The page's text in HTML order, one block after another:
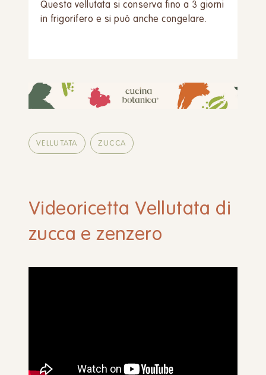
Questa vellutata si conserva fino a 3 giorni
in frigorifero e si può anche congelare.
VELLUTATA ZUCCA
Videoricetta Vellutata di
zucca e zenzero